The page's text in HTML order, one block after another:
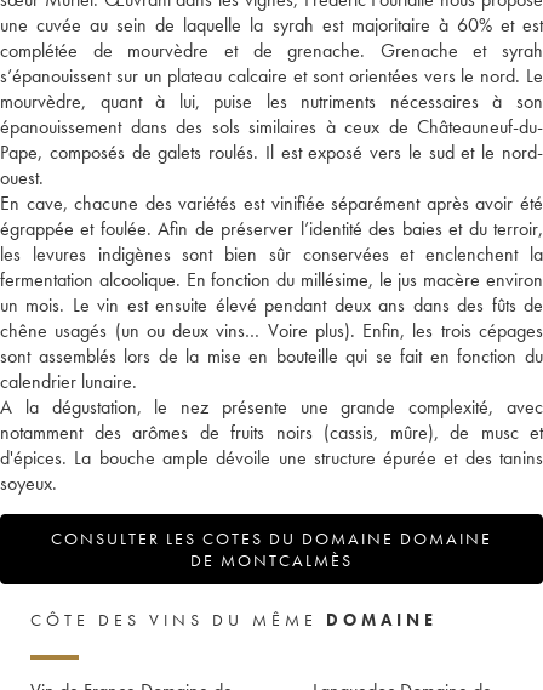
une cuvée au sein de laquelle la syrah est majoritaire à 60% et est
complétée de mourvèdre et de grenache. Grenache et syrah
s’épanouissent sur un plateau calcaire et sont orientées vers le nord. Le
mourvèdre, quant à lui, puise les nutriments nécessaires à son
épanouissement dans des sols similaires à ceux de Châteauneuf-du-
Pape, composés de galets roulés. Il est exposé vers le sud et le nord-
ouest.
En cave, chacune des variétés est vinifiée séparément après avoir été
égrappée et foulée. Afin de préserver l’identité des baies et du terroir,
les levures indigènes sont bien sûr conservées et enclenchent la
fermentation alcoolique. En fonction du millésime, le jus macère environ
un mois. Le vin est ensuite élevé pendant deux ans dans des fûts de
chêne usagés (un ou deux vins… Voire plus). Enfin, les trois cépages
sont assemblés lors de la mise en bouteille qui se fait en fonction du
calendrier lunaire.
A la dégustation, le nez présente une grande complexité, avec
notamment des arômes de fruits noirs (cassis, mûre), de musc et
d'épices. La bouche ample dévoile une structure épurée et des tanins
soyeux.
CONSULTER LES COTES DU DOMAINE DOMAINE
DE MONTCALMÈS
CÔTE DES VINS DU MÊME DOMAINE